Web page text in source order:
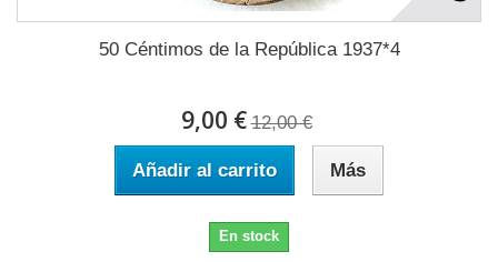
50 Céntimos de la República 1937*4
9,00 € 12,00 €
Añadir al carrito Más
En stock